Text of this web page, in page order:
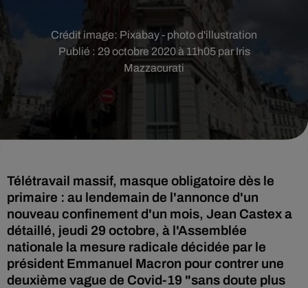
Publié : 29 octobre 2020 à 11h05 par Iris
Mazzacurati
Crédit image: Pixabay - photo d'illustration
Télétravail massif, masque obligatoire dès le
primaire : au lendemain de l'annonce d'un
nouveau confinement d'un mois, Jean Castex a
détaillé, jeudi 29 octobre, à l'Assemblée
nationale la mesure radicale décidée par le
président Emmanuel Macron pour contrer une
deuxième vague de Covid-19 "sans doute plus